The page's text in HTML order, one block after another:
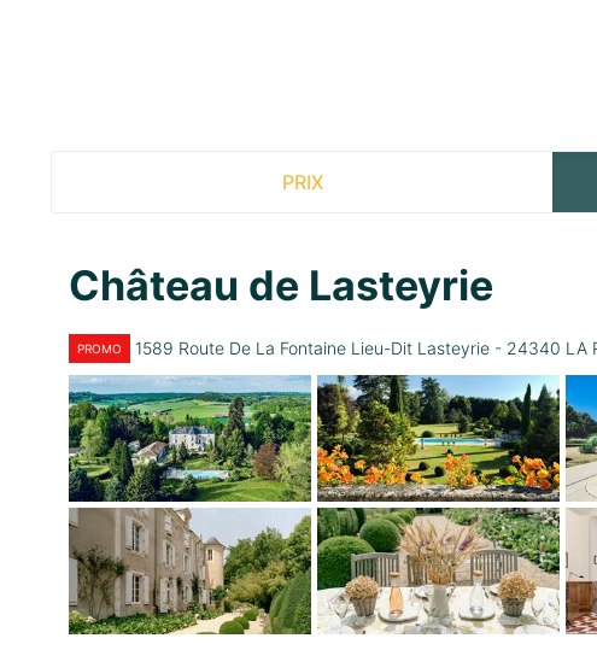
PRIX
Château de Lasteyrie
PROMO 1589 Route De La Fontaine Lieu-Dit Lasteyrie - 24340 LA